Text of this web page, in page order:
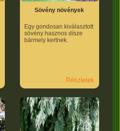
Sövény növények
Egy gondosan kiválasztott
sövény hasznos dísze
bármely kertnek.
Részletek